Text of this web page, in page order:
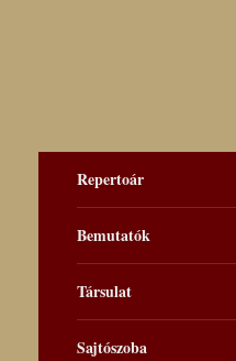
Repertoár
Bemutatók
Társulat
Sajtószoba